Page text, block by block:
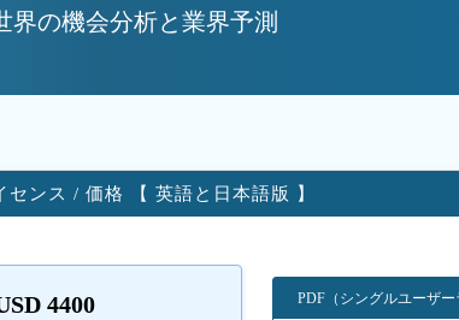
界の機会分析と業界予測
センス / 価格 【 英語と日本語版 】
4400 PDF（シングルユーザー